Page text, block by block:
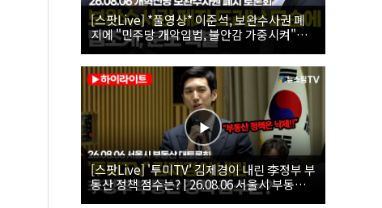
[스팟Live] *풀영상* 이준석, 보완수사권 폐
지에 "민주당 개악입법, 불안감 가중시켜"｜
26.08.06 개혁신당 보완수사권 폐지 토론회
[스팟Live] '투미TV' 김제경이 내린 李정부 부
동산 정책 점수는? | 26.08.06 서울시 부동산
대토론회